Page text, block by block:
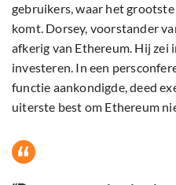
gebruikers, waar het grootste
komt. Dorsey, voorstander
afkerig van Ethereum. Hij zei
investeren. In een
functie aankondigde, deed
uiterste best om Ethereum